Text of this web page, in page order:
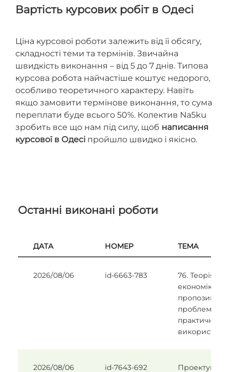
Вартість курсових робіт в Одесі
Ціна курсової роботи залежить від її обсягу,
складності теми та термінів. Звичайна
швидкість виконання – від 5 до 7 днів. Типова
курсова робота найчастіше коштує недорого,
особливо теоретичного характеру. Навіть
якщо замовити термінове виконання, то сума
переплати буде всього 50%. Колектив Na5ku
зробить все що нам під силу, щоб написання
курсової в Одесі пройшло швидко і якісно.
Останні виконані роботи
ДАТА НОМЕР ТЕМА
2026/08/06 id-6663-783
76. Теорія
економіки
пропозиції та
проблеми її
практичного
2026/08/06 id-7643-692